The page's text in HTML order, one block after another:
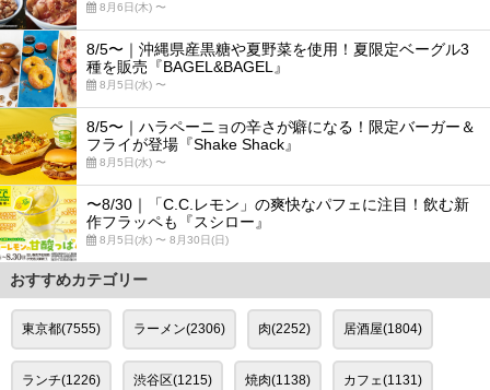
8月6日(木) 〜
8/5〜｜沖縄県産黒糖や夏野菜を使用！夏限定ベーグル3
種を販売『BAGEL&BAGEL』
8月5日(水) 〜
8/5〜｜ハラペーニョの辛さが癖になる！限定バーガー＆
フライが登場『Shake Shack』
8月5日(水) 〜
〜8/30｜「C.C.レモン」の爽快なパフェに注目！飲む新
作フラッペも『スシロー』
8月5日(水) 〜 8月30日(日)
おすすめカテゴリー
東京都(7555) ラーメン(2306) 肉(2252) 居酒屋(1804)
ランチ(1226) 渋谷区(1215) 焼肉(1138) カフェ(1131)